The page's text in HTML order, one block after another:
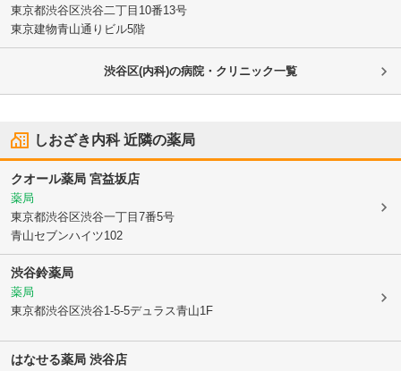
東京都渋谷区渋谷二丁目10番13号
東京建物青山通りビル5階
渋谷区(内科)の病院・クリニック一覧
しおざき内科近隣の薬局
クオール薬局 宮益坂店
薬局
東京都渋谷区渋谷一丁目7番5号
青山セブンハイツ102
渋谷鈴薬局
薬局
東京都渋谷区渋谷1-5-5デュラス青山1F
はなせる薬局 渋谷店